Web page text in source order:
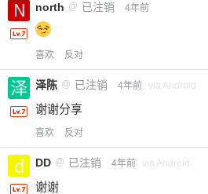
north @ 已注销 4年前
喜欢 反对
泽陈 @ 已注销 4年前 via Android
谢谢分享
喜欢 反对
DD @ 已注销 4年前 via Android
谢谢